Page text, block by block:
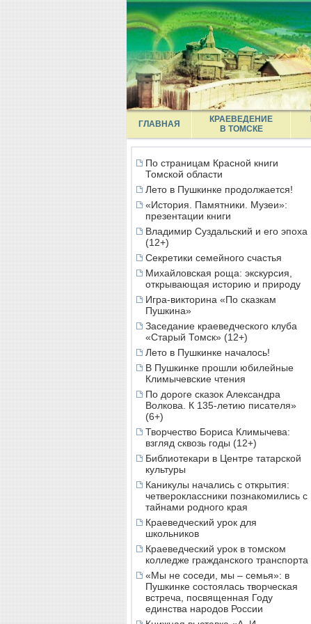
ГЛАВНАЯ
КРАЕВЕДЕНИЕ
В ТОМСКЕ
По страницам Красной книги
Томской области
Лето в Пушкинке продолжается!
«История. Памятники. Музеи»:
презентации книги
Владимир Суздальский и его эпоха
(12+)
Секретики семейного счастья
Михайловская роща: экскурсия,
открывающая историю и природу
Игра-викторина «По сказкам
Пушкина»
Заседание краеведческого клуба
«Старый Томск» (12+)
Лето в Пушкинке началось!
В Пушкинке прошли юбилейные
Климычевские чтения
По дороге сказок Александра
Волкова. К 135-летию писателя»
(6+)
Творчество Бориса Климычева:
взгляд сквозь годы (12+)
Библиотекари в Центре татарской
культуры
Каникулы начались с открытия:
четвероклассники познакомились с
тайнами родного края
Краеведческий урок для
школьников
Краеведческий урок в томском
колледже гражданского транспорта
«Мы не соседи, мы – семья»: в
Пушкинке состоялась творческая
встреча, посвященная Году
единства народов России